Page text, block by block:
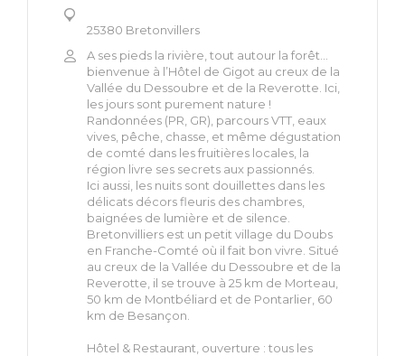
25380 Bretonvillers
A ses pieds la rivière, tout autour la forêt…
bienvenue à l’Hôtel de Gigot au creux de la
Vallée du Dessoubre et de la Reverotte. Ici,
les jours sont purement nature !
Randonnées (PR, GR), parcours VTT, eaux
vives, pêche, chasse, et même dégustation
de comté dans les fruitières locales, la
région livre ses secrets aux passionnés.
Ici aussi, les nuits sont douillettes dans les
délicats décors fleuris des chambres,
baignées de lumière et de silence.
Bretonvilliers est un petit village du Doubs
en Franche-Comté où il fait bon vivre. Situé
au creux de la Vallée du Dessoubre et de la
Reverotte, il se trouve à 25 km de Morteau,
50 km de Montbéliard et de Pontarlier, 60
km de Besançon.
Hôtel & Restaurant, ouverture : tous les